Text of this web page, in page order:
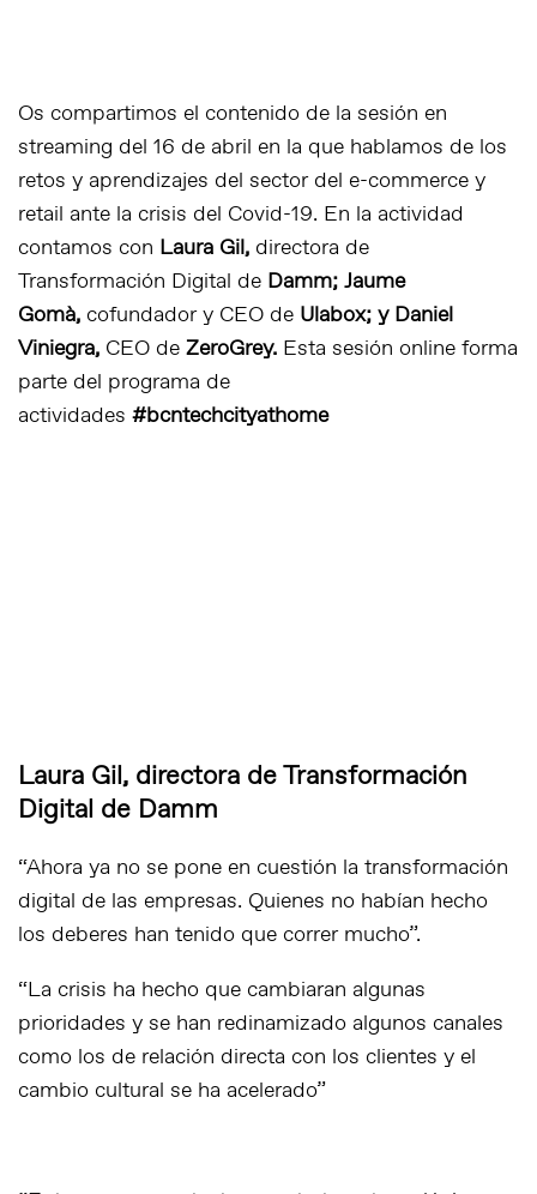
Os compartimos el contenido de la sesión en
streaming del 16 de abril en la que hablamos de los
retos y aprendizajes del sector del e-commerce y
retail ante la crisis del Covid-19. En la actividad
contamos con Laura Gil, directora de
Transformación Digital de Damm; Jaume
Gomà, cofundador y CEO de Ulabox; y Daniel
Viniegra, CEO de ZeroGrey. Esta sesión online forma
parte del programa de
actividades #bcntechcityathome
Laura Gil, directora de Transformación
Digital de Damm
“Ahora ya no se pone en cuestión la transformación
digital de las empresas. Quienes no habían hecho
los deberes han tenido que correr mucho”.
“La crisis ha hecho que cambiaran algunas
prioridades y se han redinamizado algunos canales
como los de relación directa con los clientes y el
cambio cultural se ha acelerado”